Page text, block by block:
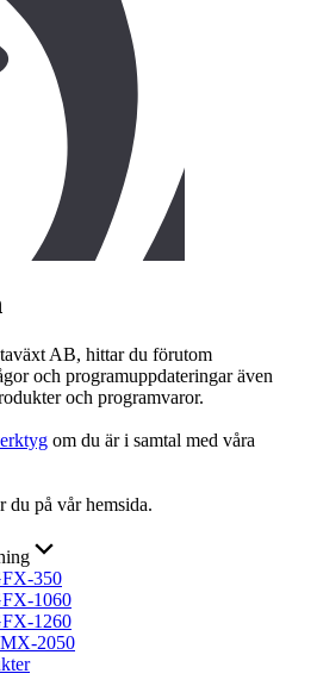
AB, hittar du förutom
och programuppdateringar även
och programvaror.
om du är i samtal med våra
du på vår hemsida.
350
1060
1260
2050